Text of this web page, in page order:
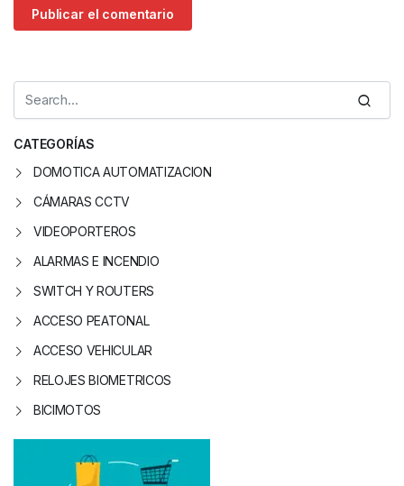
CATEGORÍAS
DOMOTICA AUTOMATIZACION
CÁMARAS CCTV
VIDEOPORTEROS
ALARMAS E INCENDIO
SWITCH Y ROUTERS
ACCESO PEATONAL
ACCESO VEHICULAR
RELOJES BIOMETRICOS
BICIMOTOS